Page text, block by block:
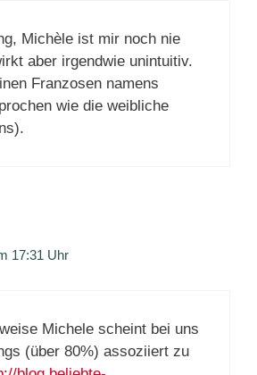
Michèle ist mir noch nie
aber irgendwie unintuitiv.
Franzosen namens
wie die weibliche
17:31 Uhr
Michele scheint bei uns
(über 80%) assoziiert zu